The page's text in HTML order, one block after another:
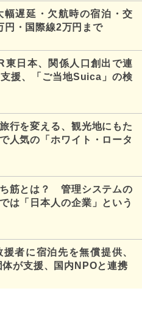
幅遅延・欠航時の宿泊・交
円・国際線2万円まで
東日本、関係人口創出で連
援、「ご当地Suica」の検
行を変える、観光地にもた
人気の「ホワイト・ロータ
筋とは？ 管理システムの
は「日本人の企業」という
者に宿泊先を無償提供、
が支援、国内NPOと連携